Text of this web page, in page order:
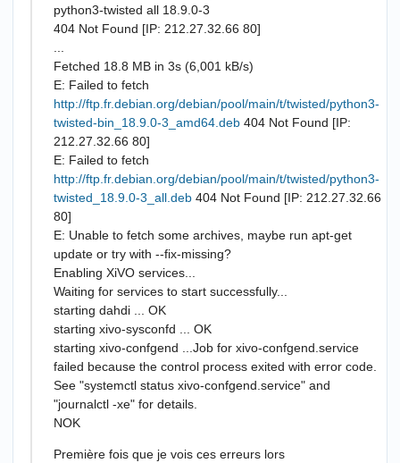
python3-twisted all 18.9.0-3
404 Not Found [IP: 212.27.32.66 80]
...
Fetched 18.8 MB in 3s (6,001 kB/s)
E: Failed to fetch
http://ftp.fr.debian.org/debian/pool/main/t/twisted/python3-
twisted-bin_18.9.0-3_amd64.deb 404 Not Found [IP:
212.27.32.66 80]
E: Failed to fetch
http://ftp.fr.debian.org/debian/pool/main/t/twisted/python3-
twisted_18.9.0-3_all.deb 404 Not Found [IP: 212.27.32.66
80]
E: Unable to fetch some archives, maybe run apt-get
update or try with --fix-missing?
Enabling XiVO services...
Waiting for services to start successfully...
starting dahdi ... OK
starting xivo-sysconfd ... OK
starting xivo-confgend ...Job for xivo-confgend.service
failed because the control process exited with error code.
See "systemctl status xivo-confgend.service" and
"journalctl -xe" for details.
NOK
Première fois que je vois ces erreurs lors